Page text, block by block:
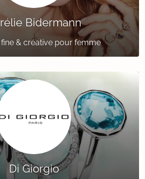
Bidermann
& créative pour femme
Di Giorgio